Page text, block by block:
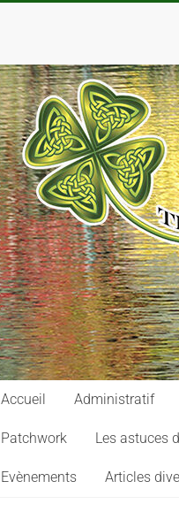
Accueil Administratif
Patchwork Les astuces
Evènements Articles